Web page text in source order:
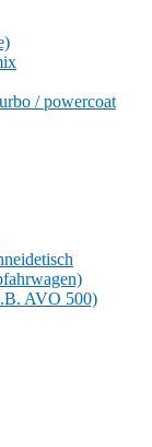
/ powercoat
AVO 500)